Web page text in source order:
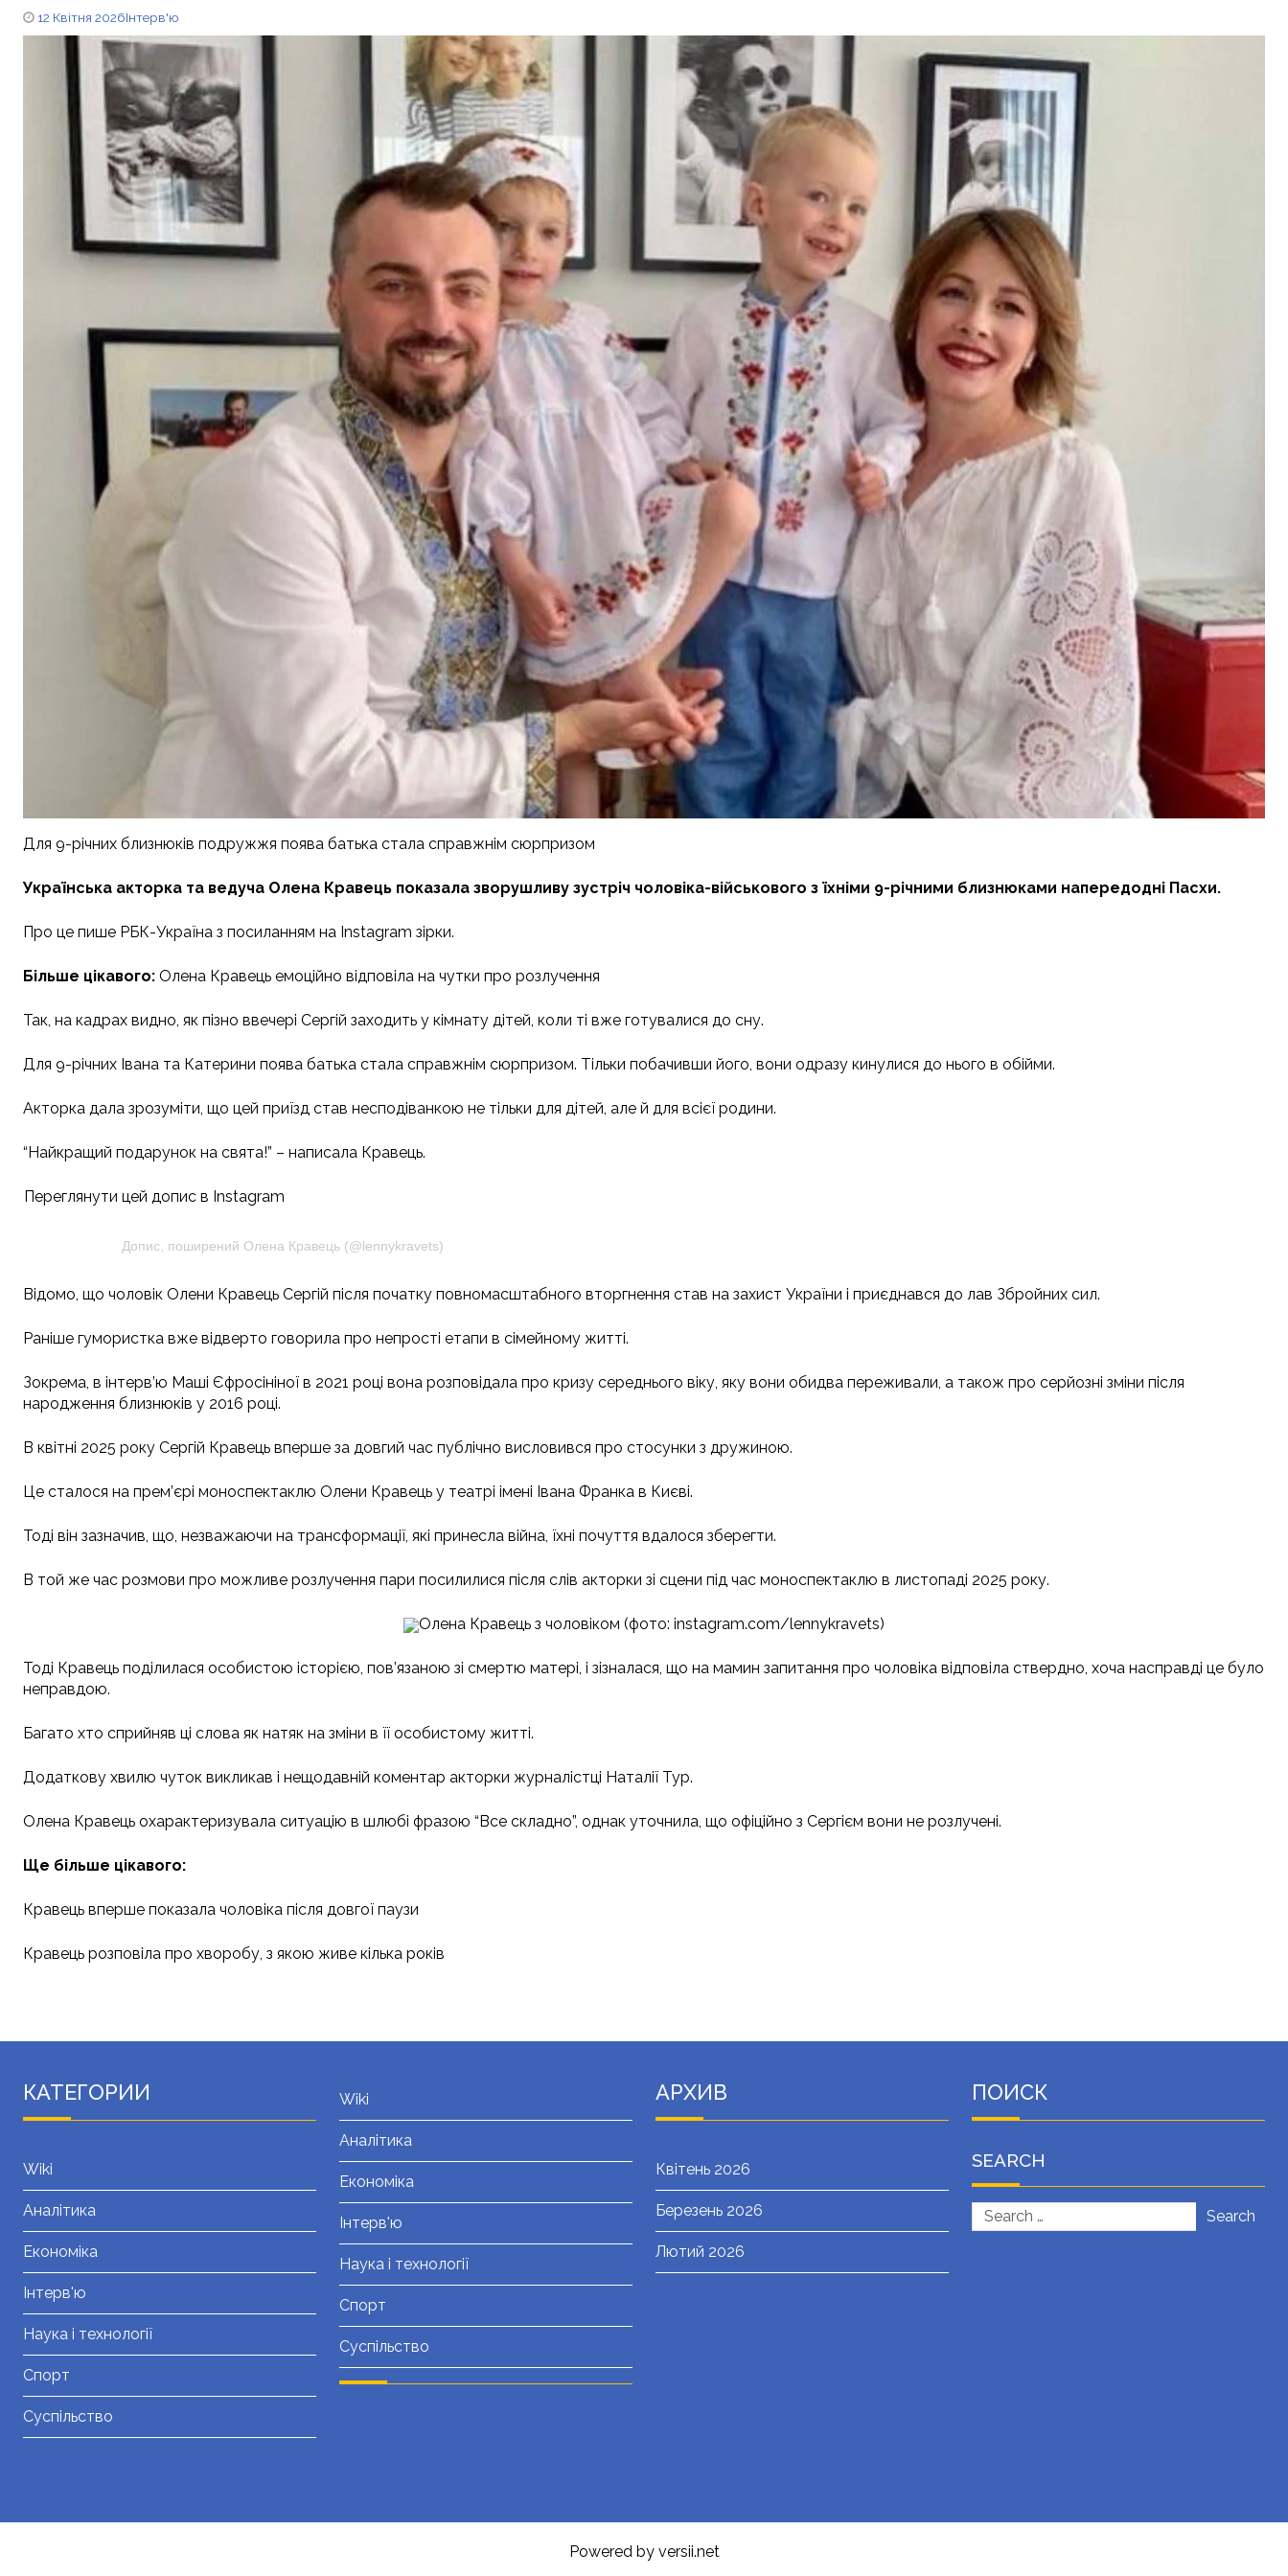
12 Квітня 2026Інтерв'ю
Для 9-річних близнюків подружжя поява батька стала справжнім сюрпризом
Українська акторка та ведуча Олена Кравець показала зворушливу зустріч чоловіка-військового з їхніми 9-річними близнюками напередодні Пасхи.
Про це пише РБК-Україна з посиланням на Instagram зірки.
Більше цікавого: Олена Кравець емоційно відповіла на чутки про розлучення
Так, на кадрах видно, як пізно ввечері Сергій заходить у кімнату дітей, коли ті вже готувалися до сну.
Для 9-річних Івана та Катерини поява батька стала справжнім сюрпризом. Тільки побачивши його, вони одразу кинулися до нього в обійми.
Акторка дала зрозуміти, що цей приїзд став несподіванкою не тільки для дітей, але й для всієї родини.
“Найкращий подарунок на свята!” – написала Кравець.
Переглянути цей допис в Instagram
Допис, поширений Олена Кравець (@lennykravets)
Відомо, що чоловік Олени Кравець Сергій після початку повномасштабного вторгнення став на захист України і приєднався до лав Збройних сил.
Раніше гумористка вже відверто говорила про непрості етапи в сімейному житті.
Зокрема, в інтерв’ю Маші Єфросініної в 2021 році вона розповідала про кризу середнього віку, яку вони обидва переживали, а також про серйозні зміни після
народження близнюків у 2016 році.
В квітні 2025 року Сергій Кравець вперше за довгий час публічно висловився про стосунки з дружиною.
Це сталося на прем’єрі моноспектаклю Олени Кравець у театрі імені Івана Франка в Києві.
Тоді він зазначив, що, незважаючи на трансформації, які принесла війна, їхні почуття вдалося зберегти.
В той же час розмови про можливе розлучення пари посилилися після слів акторки зі сцени під час моноспектаклю в листопаді 2025 року.
Олена Кравець з чоловіком (фото: instagram.com/lennykravets)
Тоді Кравець поділилася особистою історією, пов’язаною зі смертю матері, і зізналася, що на мамин запитання про чоловіка відповіла ствердно, хоча насправді це було
неправдою.
Багато хто сприйняв ці слова як натяк на зміни в її особистому житті.
Додаткову хвилю чуток викликав і нещодавній коментар акторки журналістці Наталії Тур.
Олена Кравець охарактеризувала ситуацію в шлюбі фразою “Все складно”, однак уточнила, що офіційно з Сергієм вони не розлучені.
Ще більше цікавого:
Кравець вперше показала чоловіка після довгої паузи
Кравець розповіла про хворобу, з якою живе кілька років
КАТЕГОРИИ
Wiki
Аналітика
Економіка
Інтерв'ю
Наука і технології
Спорт
Суспільство
Wiki
Аналітика
Економіка
Інтерв'ю
Наука і технології
Спорт
Суспільство
АРХИВ
Квітень 2026
Березень 2026
Лютий 2026
ПОИСК
SEARCH
Search
Powered by versii.net